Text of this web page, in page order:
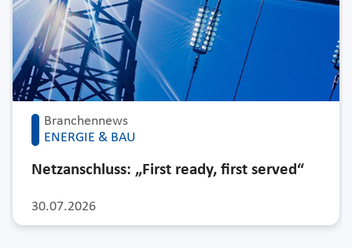
Branchennews
ENERGIE & BAU
30.07.2026
Netzanschluss: „First ready, first served“